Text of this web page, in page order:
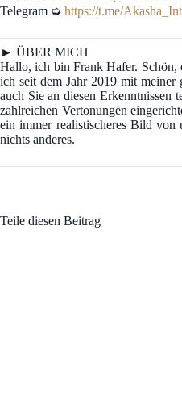
Telegram ➭ https://t.me/
► ÜBER MICH
Hallo, ich bin Frank Hafer. Schön,
ich seit dem Jahr 2019 mit meiner
auch Sie an diesen Erkenntnissen
zahlreichen Vertonungen
ein immer realistischeres Bild
nichts anderes.
Teile diesen Beitrag